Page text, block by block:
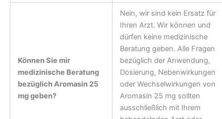
Können Sie mir
medizinische Beratung
bezüglich Aromasin 25
mg geben?
Nein, wir sind kein Ersatz für
Ihren Arzt. Wir können und
dürfen keine medizinische
Beratung geben. Alle Fragen
bezüglich der Anwendung,
Dosierung, Nebenwirkungen
oder Wechselwirkungen von
Aromasin 25 mg sollten
ausschließlich mit Ihrem